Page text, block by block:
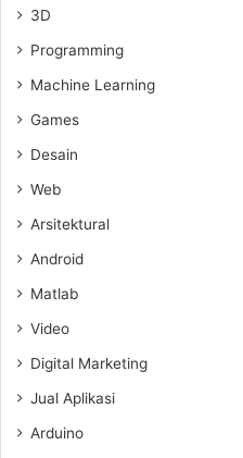
3D
Programming
Machine Learning
Games
Desain
Web
Arsitektural
Android
Matlab
Video
Digital Marketing
Jual Aplikasi
Arduino